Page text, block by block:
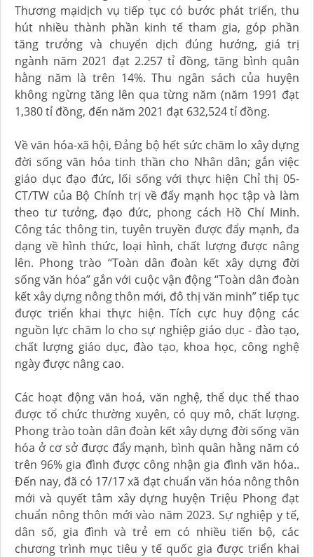
Thương mạidịch vụ tiếp tục có bước phát triển, thu
hút nhiều thành phần kinh tế tham gia, góp phần
tăng trưởng và chuyển dịch đúng hướng, giá trị
ngành năm 2021 đạt 2.257 tỉ đồng, tăng bình quân
hằng năm là trên 14%. Thu ngân sách của huyện
không ngừng tăng lên qua từng năm (năm 1991 đạt
1,380 tỉ đồng, đến năm 2021 đạt 632,524 tỉ đồng.
Về văn hóa-xã hội, Đảng bộ hết sức chăm lo xây dựng
đời sống văn hóa tinh thần cho Nhân dân; gắn việc
giáo dục đạo đức, lối sống với thực hiện Chỉ thị 05-
CT/TW của Bộ Chính trị về đẩy mạnh học tập và làm
theo tư tưởng, đạo đức, phong cách Hồ Chí Minh.
Công tác thông tin, tuyên truyền được đẩy mạnh, đa
dạng về hình thức, loại hình, chất lượng được nâng
lên. Phong trào “Toàn dân đoàn kết xây dựng đời
sống văn hóa” gắn với cuộc vận động “Toàn dân đoàn
kết xây dựng nông thôn mới, đô thị văn minh” tiếp tục
được triển khai thực hiện. Tích cực huy động các
nguồn lực chăm lo cho sự nghiệp giáo dục - đào tạo,
chất lượng giáo dục, đào tạo, khoa học, công nghệ
ngày được nâng cao.
Các hoạt động văn hoá, văn nghệ, thể dục thể thao
được tổ chức thường xuyên, có quy mô, chất lượng.
Phong trào toàn dân đoàn kết xây dựng đời sống văn
hóa ở cơ sở được đẩy mạnh, bình quân hằng năm có
trên 96% gia đình được công nhận gia đình văn hóa..
Đến nay, đã có 17/17 xã đạt chuẩn văn hóa nông thôn
mới và quyết tâm xây dựng huyện Triệu Phong đạt
chuẩn nông thôn mới vào năm 2023. Sự nghiệp y tế,
dân số, gia đình và trẻ em có nhiều tiến bộ, các
chương trình mục tiêu y tế quốc gia được triển khai